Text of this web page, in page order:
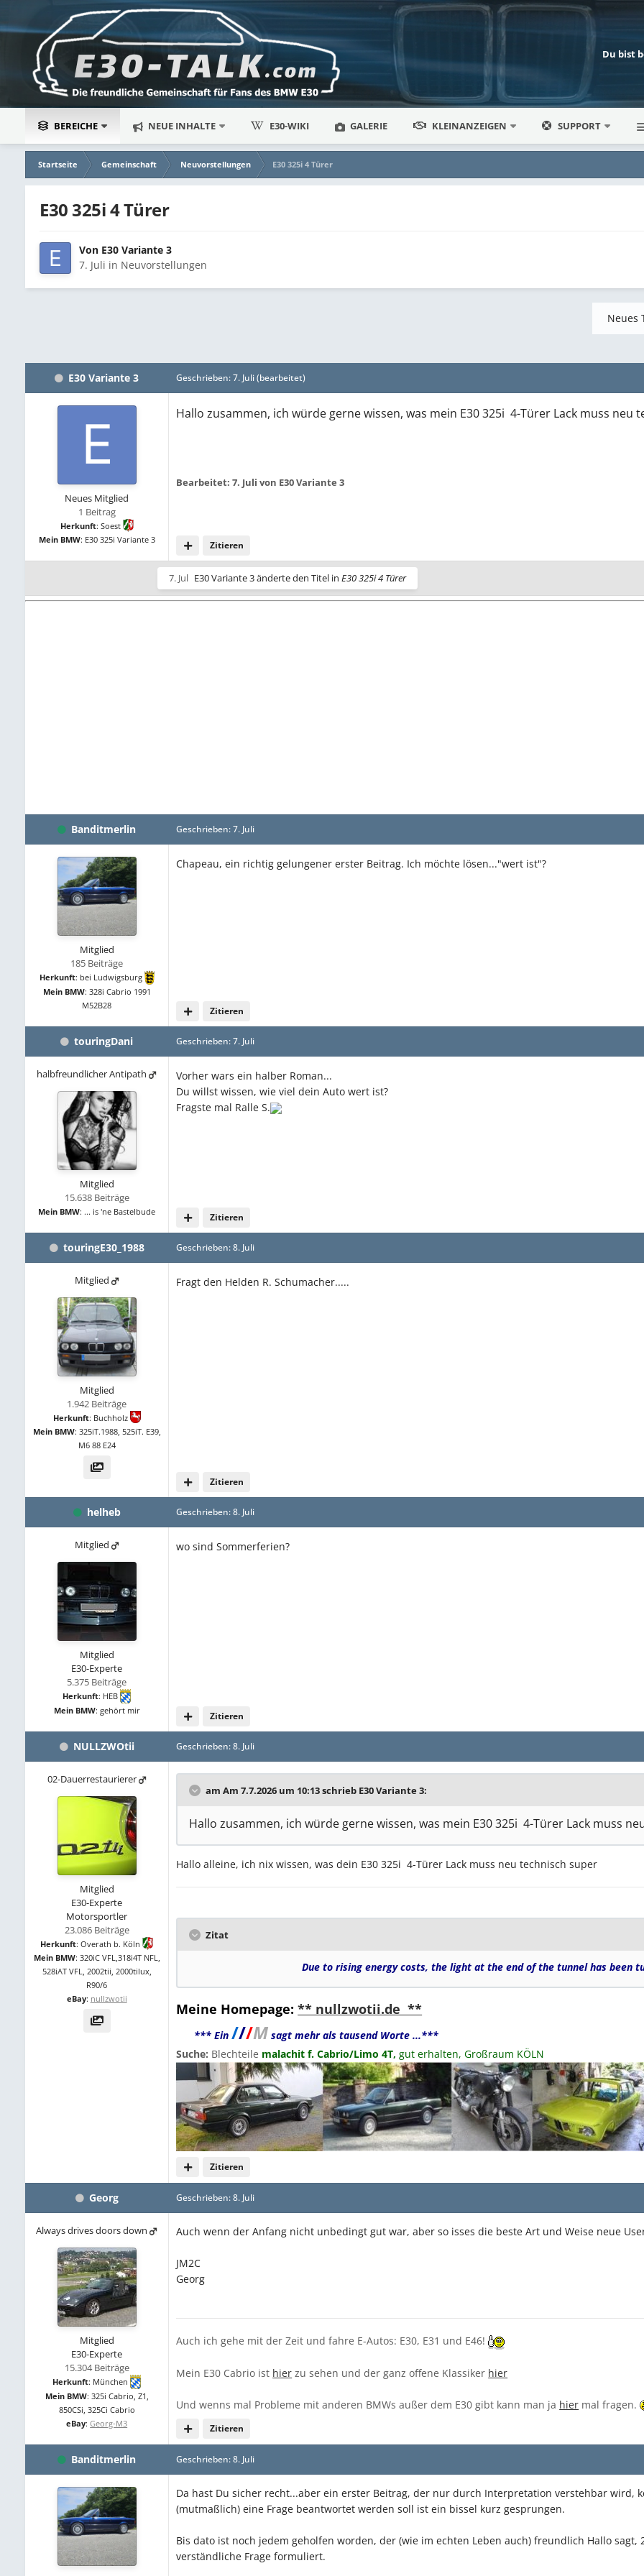
Du bist
BEREICHE NEUE INHALTE E30-WIKI GALERIE KLEINANZEIGEN SUPPORT
Startseite Gemeinschaft Neuvorstellungen E30 325i 4 Türer
E30 325i 4 Türer
Von E30 Variante 3
7. Juli in Neuvorstellungen
Neues
E30 Variante 3
Neues Mitglied
1 Beitrag
Herkunft: Soest
Mein BMW: E30 325i Variante 3
Geschrieben:7. Juli(bearbeitet)
Hallo zusammen, ich würde gerne wissen, was mein E30 325i 4-Türer Lack muss neu
Bearbeitet:7. Julivon E30 Variante 3
Zitieren
7. Jul E30 Variante 3änderte den Titel inE30 325i 4 Türer
Banditmerlin
Mitglied
185 Beiträge
Herkunft: bei Ludwigsburg
Mein BMW: 328i Cabrio 1991
M52B28
Geschrieben:7. Juli
Chapeau, ein richtig gelungener erster Beitrag. Ich möchte lösen..."wert ist"?
Zitieren
touringDani
halbfreundlicher Antipath
Mitglied
15.638 Beiträge
Mein BMW: ... is 'ne Bastelbude
Geschrieben:7. Juli
Vorher wars ein halber Roman...
Du willst wissen, wie viel dein Auto wert ist?
Fragste mal Ralle S.
Zitieren
touringE30_1988
Mitglied
Mitglied
1.942 Beiträge
Herkunft: Buchholz
Mein BMW: 325iT.1988, 525iT. E39,
M6 88 E24
Geschrieben:8. Juli
Fragt den Helden R. Schumacher.....
Zitieren
helheb
Mitglied
Mitglied
E30-Experte
5.375 Beiträge
Herkunft: HEB
Mein BMW: gehört mir
Geschrieben:8. Juli
wo sind Sommerferien?
Zitieren
NULLZWOtii
02-Dauerrestaurierer
Mitglied
E30-Experte
Motorsportler
23.086 Beiträge
Herkunft: Overath b. Köln
Mein BMW: 320iC VFL,318i4T NFL,
528iAT VFL, 2002tii, 2000tilux,
R90/6
eBay: nullzwotii
Geschrieben:8. Juli
am Am 7.7.2026 um 10:13 schrieb E30 Variante 3:
Hallo zusammen, ich würde gerne wissen, was mein E30 325i 4-Türer Lack muss
Hallo alleine, ich nix wissen, was dein E30 325i 4-Türer Lack muss neu technisch super
Zitieren
Zitat
Due to rising energy costs, the light at the end of the tunnel has been
Meine Homepage:** nullzwotii.de **
*** Ein///M sagt mehr als tausend Worte ...***
Suche: Blechteile malachit f. Cabrio/Limo 4T,gut erhalten, Großraum KÖLN
Georg
Always drives doors down
Mitglied
E30-Experte
15.304 Beiträge
Herkunft: München
Mein BMW: 325i Cabrio, Z1,
850CSi, 325Ci Cabrio
eBay: Georg-M3
Geschrieben:8. Juli
Auch wenn der Anfang nicht unbedingt gut war, aber so isses die beste Art und Weise neue
JM2C
Georg
Zitieren
Auch ich gehe mit der Zeit und fahre E-Autos: E30, E31 und E46!
Mein E30 Cabrio ist hier zu sehen und der ganz offene Klassiker hier
Und wenns mal Probleme mit anderen BMWs außer dem E30 gibt kann man ja hier mal fragen.
Banditmerlin Geschrieben:8. Juli
Da hast Du sicher recht...aber ein erster Beitrag, der nur durch Interpretation verstehbar wird,
(mutmaßlich) eine Frage beantwortet werden soll ist ein bissel kurz gesprungen.
Bis dato ist noch jedem geholfen worden, der (wie im echten Leben auch) freundlich Hallo
verständliche Frage formuliert.